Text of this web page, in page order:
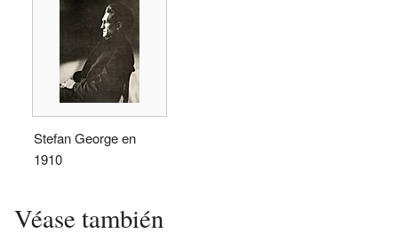
Stefan George en
1910
Véase también